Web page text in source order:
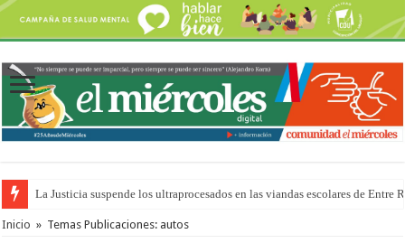
La Justicia suspende los ultraprocesados en las viandas escolares de Entre
Se presentará la obra “La Runfla de los Macanos”
Inicio » Temas Publicaciones: autos